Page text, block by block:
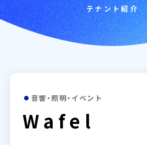
テナント紹介
音響・照明・イベント
Wafel